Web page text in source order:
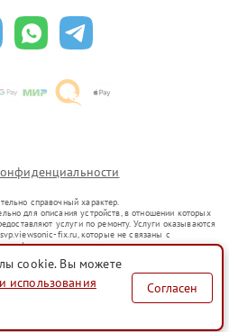
справочный характер.
для описания устройств, в отношении которых
услуги по ремонту. Услуги оказываются
fix.ru, которые не связаны с
официальными представителями.
введенных в гражданский оборот в соответствии
цели индивидуализации услуг или введения
информирования о предоставляемых услугах по
публичной офертой, определяемой
кодекса РФ
cookie. Вы можете
использования
Согласен